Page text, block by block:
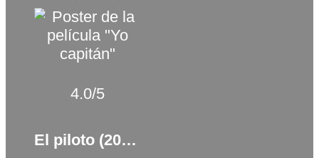
4.0/5
El piloto (2023)